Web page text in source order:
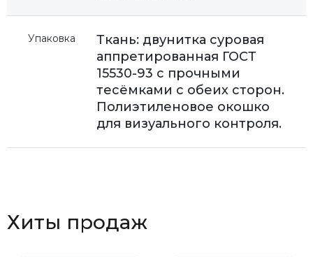
Упаковка
Ткань: двунитка суровая
аппретированная ГОСТ
15530-93 с прочными
тесёмками с обеих сторон.
Полиэтиленовое окошко
для визуального контроля.
Хиты продаж